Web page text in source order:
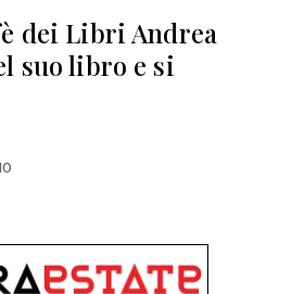
dei Libri Andrea
suo libro e si